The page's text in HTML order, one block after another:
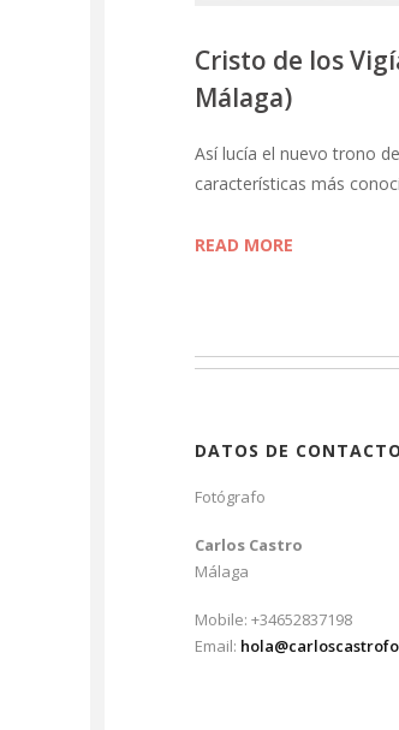
Cristo de los
Málaga)
Así lucía el nuevo trono
características más
READ MORE
DATOS DE CONTACTO
Fotógrafo
Carlos Castro
Málaga
Mobile: +34652837198
Email: